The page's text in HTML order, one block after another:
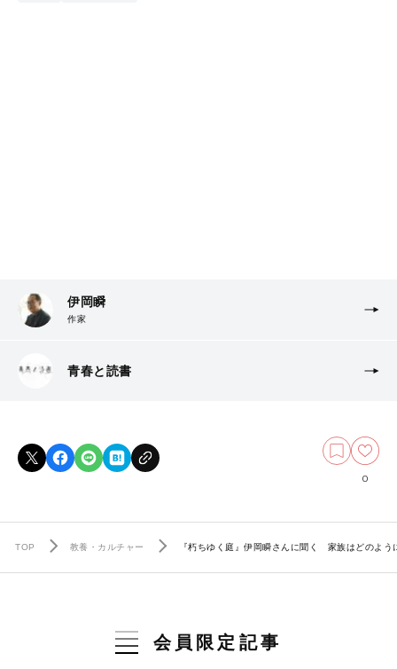
伊岡瞬
作家
青春と読書
0
TOP 教養・カルチャー 『朽ちゆく庭』伊岡瞬さんに聞く 家族はどのよ
会員限定記事